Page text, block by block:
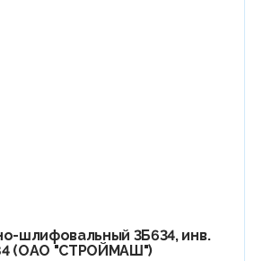
шлифовальный 3Б634, инв.
(ОАО "СТРОЙМАШ")